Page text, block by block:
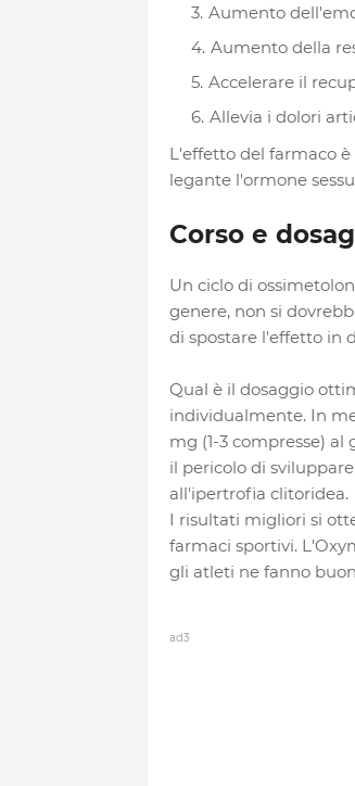
Aumento
Aumento della
Accelerare il
Allevia i dolori
L'effetto del farmaco
legante l'ormone
Corso e
Un ciclo di
genere, non si
di spostare l'effetto in
Qual è il dosaggio
individualmente. In
mg (1-3 compresse)
il pericolo di
all'ipertrofia clitoridea.
I risultati migliori si
farmaci sportivi.
gli atleti ne fanno
ad3